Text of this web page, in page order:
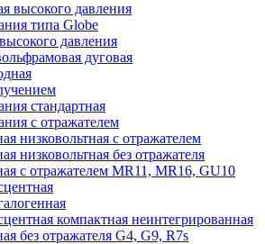
высокого давления
типа Globe
давления
дуговая
стандартная
с отражателем
низковольтная с отражателем
низковольтная без отражателя
с отражателем MR11, MR16, GU10
компактная неинтегрированная
без отражателя G4, G9, R7s